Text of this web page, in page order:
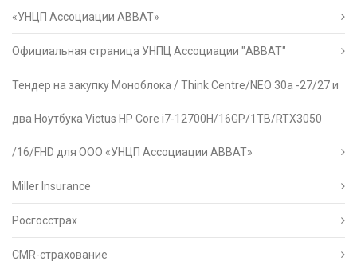
«УНЦП Ассоциации АВВАТ»
Официальная страница УНПЦ Ассоциации "АВВАТ"
Тендер на закупку Моноблока / Think Centre/NEO 30a -27/27 и
два Ноутбука Victus HP Core i7-12700H/16GP/1TB/RTX3050
/16/FHD для ООО «УНЦП Ассоциации АВВАТ»
Miller Insurance
Росгосстрах
CMR-страхование